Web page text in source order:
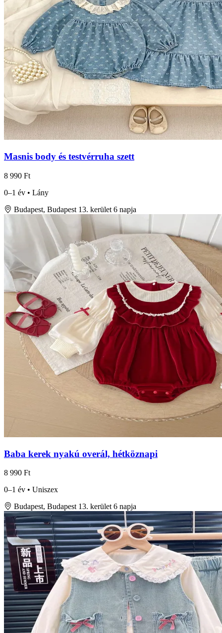
Masnis body és testvérruha szett
8 990 Ft
0–1 év • Lány
Budapest, Budapest 13. kerület 6 napja
Baba kerek nyakú overál, hétköznapi
8 990 Ft
0–1 év • Uniszex
Budapest, Budapest 13. kerület 6 napja